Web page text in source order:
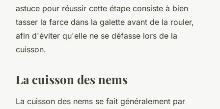
astuce pour réussir cette étape consiste à bien
tasser la farce dans la galette avant de la rouler,
afin d'éviter qu'elle ne se défasse lors de la
cuisson.
La cuisson des nems
La cuisson des nems se fait généralement par